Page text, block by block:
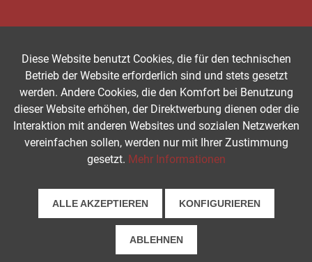
Diese Website benutzt Cookies, die für den technischen
Betrieb der Website erforderlich sind und stets gesetzt
werden. Andere Cookies, die den Komfort bei Benutzung
dieser Website erhöhen, der Direktwerbung dienen oder die
Interaktion mit anderen Websites und sozialen Netzwerken
vereinfachen sollen, werden nur mit Ihrer Zustimmung
gesetzt. Mehr Informationen
ALLE AKZEPTIEREN KONFIGURIEREN
ABLEHNEN